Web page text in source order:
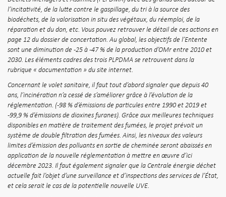
l’incitativité, de la lutte contre le gaspillage, du tri à la source des
biodéchets, de la valorisation in situ des végétaux, du réemploi, de la
réparation et du don, etc. Vous pouvez retrouver le détail de ces actions en
page 12 du dossier de concertation. Au global, les objectifs de l’Entente
sont une diminution de -25 à -47 % de la production d’OMr entre 2010 et
2030. Les éléments cadres des trois PLPDMA se retrouvent dans la
rubrique « documentation » du site internet.
Concernant le volet sanitaire, il faut tout d’abord signaler que depuis 40
ans, l’incinération n’a cessé de s’améliorer grâce à l’évolution de la
réglementation. (-98 % d’émissions de particules entre 1990 et 2019 et
-99,9 % d’émissions de dioxines furanes). Grâce aux meilleures techniques
disponibles en matière de traitement des fumées, le projet prévoit un
système de double filtration des fumées. Ainsi, les niveaux des valeurs
limites d’émission des polluants en sortie de cheminée seront abaissés en
application de la nouvelle réglementation à mettre en œuvre d’ici
décembre 2023. Il faut également signaler que la Centrale énergie déchet
actuelle fait l’objet d’une surveillance et d’inspections des services de l’État,
et cela serait le cas de la potentielle nouvelle UVE.